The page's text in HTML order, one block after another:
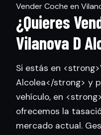
Vender Coche en
¿Quieres
Vilanova D
Si estás en
Alcolea</strong> y
vehículo, en
ofrecemos la
mercado actual.